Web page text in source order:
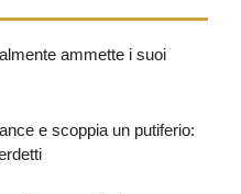
ammette i suoi
e scoppia un putiferio: